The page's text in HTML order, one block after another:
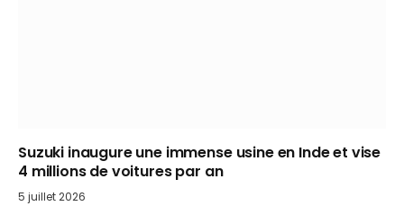
Suzuki inaugure une immense usine en Inde et vise
4 millions de voitures par an
5 juillet 2026